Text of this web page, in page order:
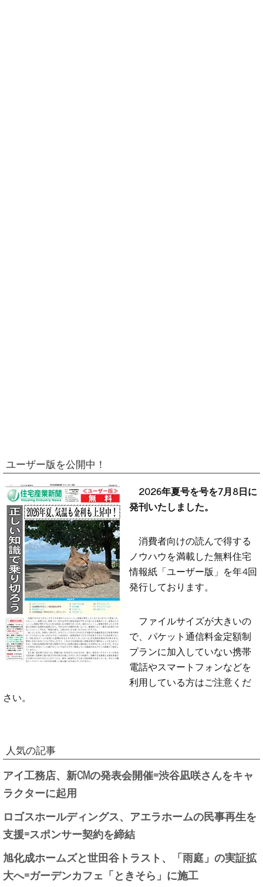
ユーザー版を公開中！
2026年夏号を号を7月8日に
発刊いたしました。
消費者向けの読んで得する
ノウハウを満載した無料住宅
情報紙「ユーザー版」を年4回
発行しております。
ファイルサイズが大きいの
で、パケット通信料金定額制
プランに加入していない携帯
電話やスマートフォンなどを
利用している方はご注意くだ
さい。
人気の記事
アイ工務店、新CMの発表会開催=渋谷凪咲さんをキャ
ラクターに起用
ロゴスホールディングス、アエラホームの民事再生を
支援=スポンサー契約を締結
旭化成ホームズと世田谷トラスト、「雨庭」の実証拡
大へ=ガーデンカフェ「ときそら」に施工